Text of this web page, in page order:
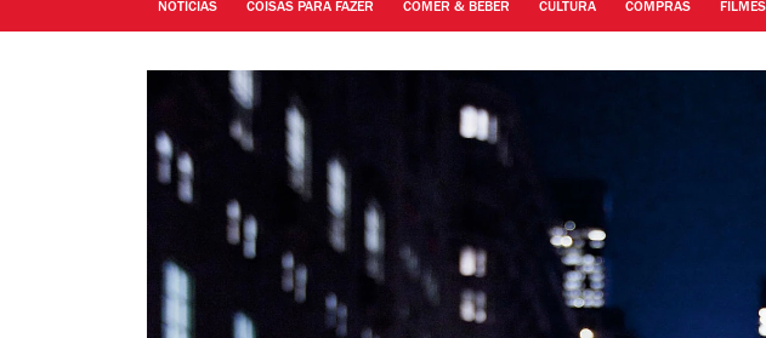
NOTÍCIAS COISAS PARA FAZER COMER & BEBER CULTURA COMPRAS